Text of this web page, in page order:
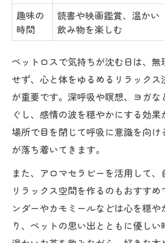
趣味の
時間
読書や映画鑑賞、温かい
飲み物を楽しむ
ペットロスで気持ちが沈む日は、無
せず、心と体をゆるめるリラックス
が重要です。深呼吸や瞑想、ヨガな
ぐし、感情の波を穏やかにする効
場所で目を閉じて呼吸に意識を向け
が落ち着いてきます。
また、アロマセラピーを活用して
リラックス空間を作るのもおすす
ンダーやカモミールなどは心を穏や
り、ペットの思い出とともに優しい